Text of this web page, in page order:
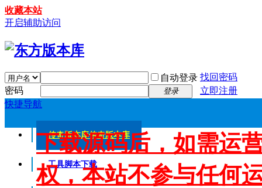
收藏本站
开启辅助访问
自动登录 找回密码
密码
登录
立即注册
快捷导航
传奇版本库传奇版本库
工具脚本下载
下载源码后，如需运
权，本站不参与任何